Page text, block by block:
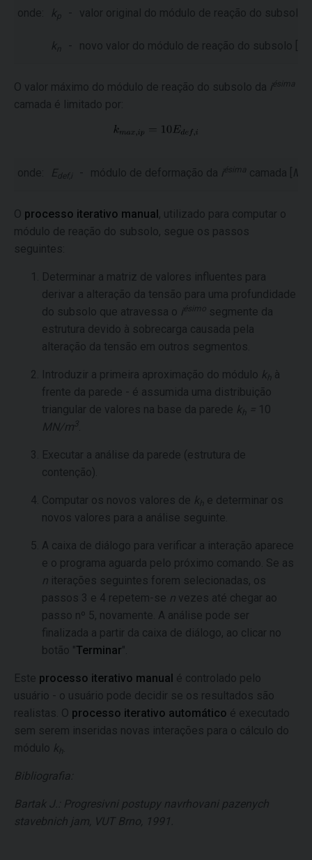
onde: kp - valor original do módulo de reação do subsolo [
kn - novo valor do módulo de reação do subsolo [
O valor máximo do módulo de reação do subsolo da iésima
camada é limitado por:
onde: E def,i - módulo de deformação da iésima camada [
O processo iterativo manual, utilizado para computar o
módulo de reação do subsolo, segue os passos
seguintes:
Determinar a matriz de valores influentes para
derivar a alteração da tensão para uma profundidade
do subsolo que atravessa o iésimo segmente da
estrutura devido à sobrecarga causada pela
alteração da tensão em outros segmentos.
Introduzir a primeira aproximação do módulo kh à
frente da parede - é assumida uma distribuição
triangular de valores na base da parede kh
10
MN/m3
Executar a análise da parede (estrutura de
contenção).
Computar os novos valores de kh e determinar os
novos valores para a análise seguinte.
A caixa de diálogo para verificar a interação aparece
e o programa aguarda pelo próximo comando. Se as
n iterações seguintes forem selecionadas, os
passos 3 e 4 repetem-se n vezes até chegar ao
passo nº 5, novamente. A análise pode ser
finalizada a partir da caixa de diálogo, ao clicar no
botão "Terminar".
Este processo iterativo manual é controlado pelo
usuário - o usuário pode decidir se os resultados são
realistas. O processo iterativo automático é executado
sem serem inseridas novas interações para o cálculo do
módulo kh
Bibliografia:
Bartak J.: Progresivni postupy navrhovani pazenych
stavebnich jam, VUT Brno, 1991.